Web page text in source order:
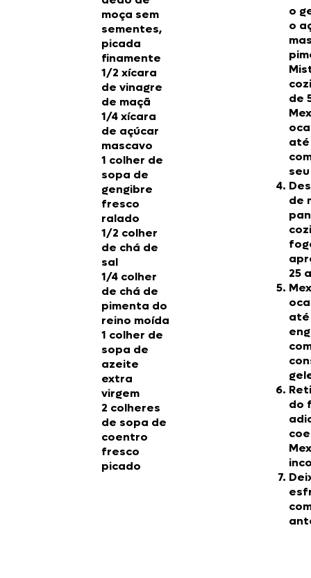
moça sem
sementes,
picada
finamente
1/2 xícara
de vinagre
de maçã
1/4 xícara
de açúcar
mascavo
1 colher de
sopa de
gengibre
fresco
ralado
1/2 colher
de chá de
sal
1/4 colher
de chá de
pimenta do
reino moída
1 colher de
sopa de
azeite
extra
virgem
2 colheres
de sopa de
coentro
fresco
picado
o
o
de
até
de
25
até
do